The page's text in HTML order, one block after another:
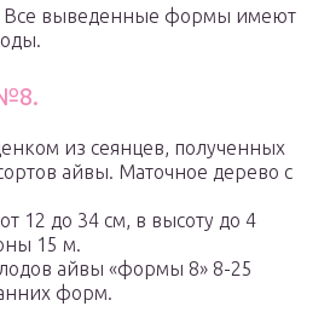
Все выведенные формы имеют
из сеянцев, полученных
айвы. Маточное дерево с
12 до 34 см, в высоту до 4
15 м.
айвы «формы 8» 8-25
форм.